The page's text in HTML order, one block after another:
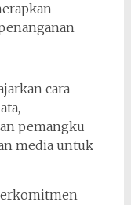
cara
pemangku
media untuk